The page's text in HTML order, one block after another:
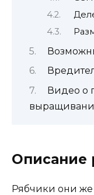
Видео о
Описание
Рябчики они же